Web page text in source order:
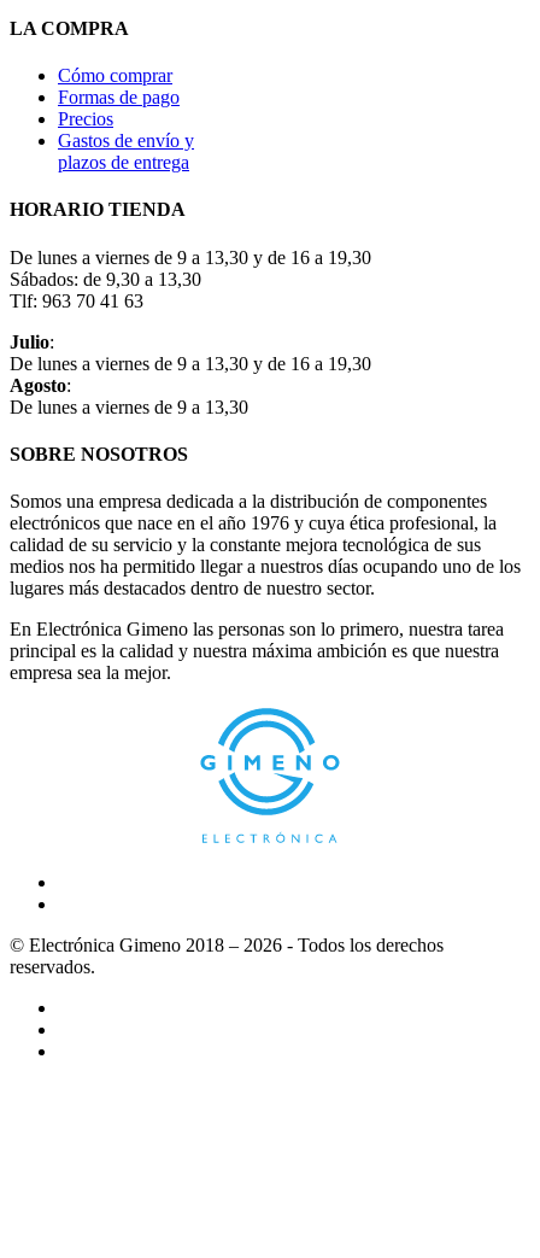
LA COMPRA
Cómo comprar
Formas de pago
Precios
Gastos de envío y
plazos de entrega
HORARIO TIENDA
De lunes a viernes de 9 a 13,30 y de 16 a 19,30
Sábados: de 9,30 a 13,30
Tlf: 963 70 41 63
Julio:
De lunes a viernes de 9 a 13,30 y de 16 a 19,30
Agosto:
De lunes a viernes de 9 a 13,30
SOBRE NOSOTROS
Somos una empresa dedicada a la distribución de componentes
electrónicos que nace en el año 1976 y cuya ética profesional, la
calidad de su servicio y la constante mejora tecnológica de sus
medios nos ha permitido llegar a nuestros días ocupando uno de los
lugares más destacados dentro de nuestro sector.
En Electrónica Gimeno las personas son lo primero, nuestra tarea
principal es la calidad y nuestra máxima ambición es que nuestra
empresa sea la mejor.
© Electrónica Gimeno 2018 – 2026 - Todos los derechos
reservados.